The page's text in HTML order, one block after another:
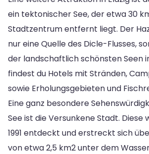
ein tektonischer See, der etwa 30
Stadtzentrum entfernt liegt. Der
nur eine Quelle des Dicle-Flusses,
der landschaftlich schönsten Seen
findest du Hotels mit Stränden,
sowie Erholungsgebieten und
Eine ganz besondere
See ist die Versunkene Stadt. Diese
1991 entdeckt und erstreckt sich
von etwa 2,5 km2 unter dem